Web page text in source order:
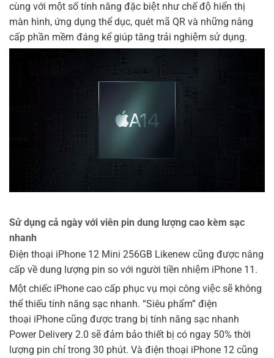
cùng với một số tính năng đặc biệt như chế độ hiển thị
màn hình, ứng dụng thể dục, quét mã QR và những nâng
cấp phần mềm đáng kể giúp tăng trải nghiệm sử dụng.
Sử dụng cả ngày với viên pin dung lượng cao kèm sạc
nhanh
Điện thoại iPhone 12 Mini 256GB Likenew cũng được nâng
cấp về dung lượng pin so với người tiền nhiệm iPhone 11.
Một chiếc iPhone cao cấp phục vụ mọi công việc sẽ không
thể thiếu tính năng sạc nhanh. “Siêu phẩm” điện
thoại iPhone cũng được trang bị tính năng sạc nhanh
Power Delivery 2.0 sẽ đảm bảo thiết bị có ngay 50% thời
lượng pin chỉ trong 30 phút. Và điện thoại iPhone 12 cũng